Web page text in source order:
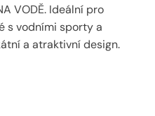
VODĚ. Ideální pro
s vodními sporty a
a atraktivní design.